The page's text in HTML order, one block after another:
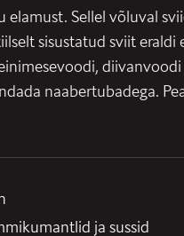
Sellel võluval
sisustatud sviit
naabertubadega.
ja sussid